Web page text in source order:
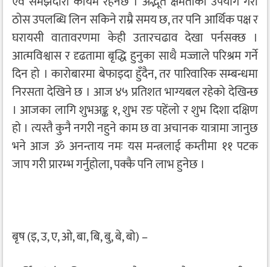
ठोस उपलब्धि लिन सकिने राम्रै समय छ, तर पनि आर्थिक पक्ष र
घरायसी वातावरणमा केही उतारचढाव देखा पर्नसक्छ ।
आत्मविश्वास र दृढतामा बृद्धि हुनुका साथै मज्जाले परिश्रम गर्ने
दिन हो । कारोबारमा बेफाइदा हुँदैन, तर पारिवारिक सम्बन्धमा
निरसता देखिने छ । आज ४५ प्रतिशत भाग्यबल रहेको देखिन्छ
। आजका लागि शुभअङ्क १, शुभ रङ पहेंलो र शुभ दिशा दक्षिण
हो । त्यस्तै कुनै नगरी नहुने काम छ वा अचानक यात्रामा जानुछ
भने आज ॐ अनन्ताय नमः यस मन्त्रलाई कम्तीमा ११ पटक
जाप गरी प्रारम्भ गर्नुहोला, पक्कै पनि लाभ हुनेछ ।
बृष (इ, उ, ए, ओ, बा, बि, बु, बे, बो) –